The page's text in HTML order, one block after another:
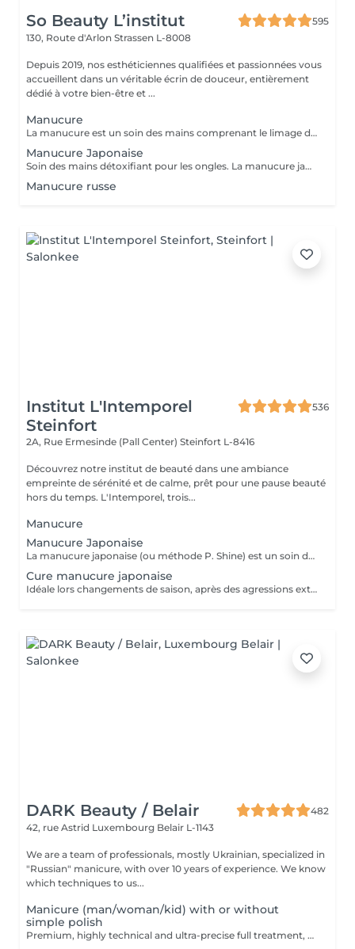
So Beauty L’institut
595
130, Route d'Arlon Strassen L-8008
Depuis 2019, nos esthéticiennes qualifiées et passionnées vous
accueillent dans un véritable écrin de douceur, entièrement
dédié à votre bien-être et ...
Manucure
La manucure est un soin des mains comprenant le limage des ongles, la pousse et la coupe des cuticules, gommage, massage avec crème de soin et application d'un vernis transparent si désiré.
Manucure Japonaise
Soin des mains détoxifiant pour les ongles. La manucure japonaise consiste à polir et nettoyer les ongles en profondeur pour ensuite les nourrir avec une pâte à base de cire d'abeille qui va oxygéner l'ongle. L'ongle ressort brillant naturellement et pour une durée de 3 semaines. Comprend le limage des ongles, la pousse et la coupe des cuticules, polissage, application de la pâte à base de cire d'abeille et de la poudre fixante, gommage, massage avec crème de soin et application d'un vernis transparent si désiré.
Manucure russe
Institut L'Intemporel
Steinfort
536
2A, Rue Ermesinde (Pall Center) Steinfort L-8416
Découvrez notre institut de beauté dans une ambiance
empreinte de sérénité et de calme, prêt pour une pause beauté
hors du temps. L'Intemporel, trois...
Manucure
Manucure Japonaise
La manucure japonaise (ou méthode P. Shine) est un soin de beauté naturel et ancestral visant à renforcer, nourrir et faire briller les ongles sans vernis ni gel. En utilisant des produits naturels comme la cire d'abeille, des minéraux, et de la poudre de perle, elle rend les ongles sains, forts et brillants avec un effet miroir, idéal pour réparer les ongles abîmés (après gel ou semi-permanent, grossesse...). Convient aux ongles naturels fragiles, mous, cassants ou dédoublés, mais aussi simplement pour offrir une période de repos et de soin aux ongles. Possible en cure : 5 + 1 gratuite ou 10 + 2 gratuites
Cure manucure japonaise
Idéale lors changements de saison, après des agressions extérieures / poses de semi permanent ou simplement pour retrouver des ongles naturels beaux et sains, la cure permet de : - renforcer les ongles - limiter la casse et le dédoublement - réhydrater la plaque de l'ongle - retrouver des ongles plus sains et résistants 5 manucures + 1 offerte
DARK Beauty / Belair
482
42, rue Astrid Luxembourg Belair L-1143
We are a team of professionals, mostly Ukrainian, specialized in
"Russian" manicure, with over 10 years of experience. We know
which techniques to us...
Manicure (man/woman/kid) with or without
simple polish
Premium, highly technical and ultra-precise full treatment, performed mainly with an e-file to achieve a perfectly clean nail contour and apply the polish as close as possible, even slightly under the cuticle. This technique helps visually delay the regrowth by around 10 days. Visual result: -Extremely well-groomed nails, clean contours, flawless shape -Instagram / photo studio effect: neat, precise, with no visible dry skin Service content: -Removal of old semi-permanent and/or gel polish (if needed, please book accordingly this option via this screen) -Very meticulous preparation of the nail plate -Removal of dead skin -Shape and file nails -Gentle cuticle care -Application of a transparent simple polish (if desired) OR application of your own simple polish to bring with you (if needed, please book accordingly this option via this screen) -Application of cuticle oil and hand cream